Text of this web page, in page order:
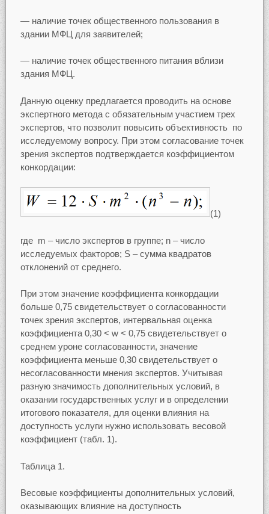
— наличие точек общественного пользования в
здании МФЦ для заявителей;
— наличие точек общественного питания вблизи
здания МФЦ.
Данную оценку предлагается проводить на основе
экспертного метода с обязательным участием трех
экспертов, что позволит повысить объективность по
исследуемому вопросу. При этом согласование точек
зрения экспертов подтверждается коэффициентом
конкордации:
(1)
где m – число экспертов в группе; n – число
исследуемых факторов; S – сумма квадратов
отклонений от среднего.
При этом значение коэффициента конкордации
больше 0,75 свидетельствует о согласованности
точек зрения экспертов, интервальная оценка
коэффициента 0,30 < w < 0,75 свидетельствует о
среднем уроне согласованности, значение
коэффициента меньше 0,30 свидетельствует о
несогласованности мнения экспертов. Учитывая
разную значимость дополнительных условий, в
оказании государственных услуг и в определении
итогового показателя, для оценки влияния на
доступность услуги нужно использовать весовой
коэффициент (табл. 1).
Таблица 1.
Весовые коэффициенты дополнительных условий,
оказывающих влияние на доступность